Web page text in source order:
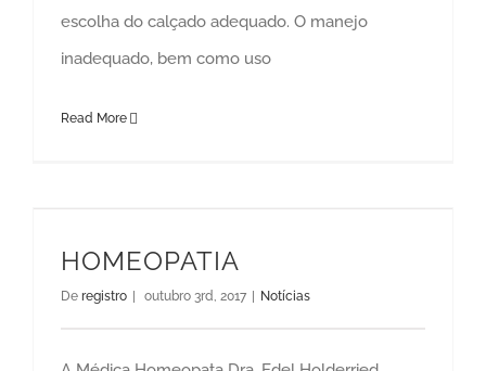
escolha do calçado adequado. O manejo
inadequado, bem como uso
Read More
HOMEOPATIA
De registro | outubro 3rd, 2017 | Notícias